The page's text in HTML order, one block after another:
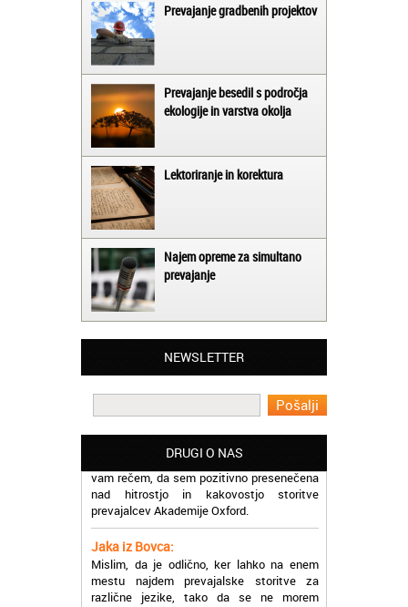
Prevajanje gradbenih projektov
Prevajanje besedil s področja
ekologije in varstva okolja
Lektoriranje in korektura
Najem opreme za simultano
prevajanje
NEWSLETTER
DRUGI O NAS
Matjaž iz Ajdovščine:
Lahko pohvalim vse zaposlene v Akademiji
Martina iz Bleda:
Potrebovala sem prevajanje iz
madžarskega v slovenski jezik in lahko
vam rečem, da sem pozitivno presenečena
prevajalcev Akademije Oxford.
Jaka iz Bovca:
mestu najdem prevajalske storitve za
različne jezike, tako da se ne morem
sprehajati od prevajalca do prevajalca.